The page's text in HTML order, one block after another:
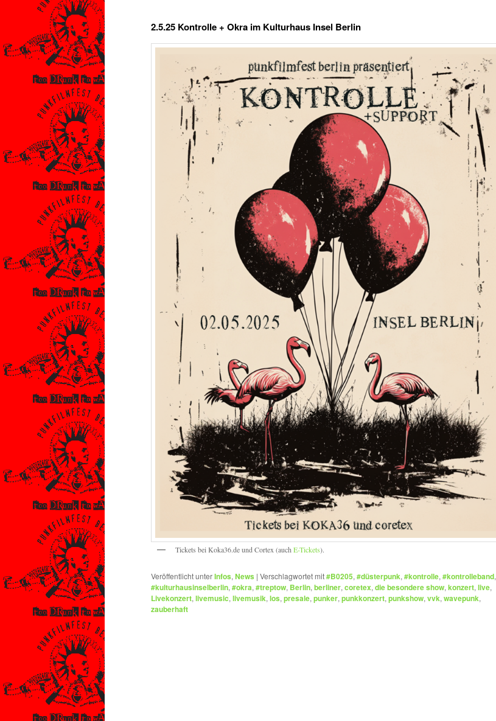
2.5.25 Kontrolle + Okra im Kulturhaus Insel Berlin
Tickets bei Koka36.de und Cortex (auch E-Tickets).
Veröffentlicht unterInfos, News | Verschlagwortet mit#B0205, #düsterpunk, #kontrolle, #kontrolleband,
#kulturhausinselberlin, #okra, #treptow, Berlin, berliner, coretex, die besondere show, konzert, live,
Livekonzert, livemusic, livemusik, los, presale, punker, punkkonzert, punkshow, vvk, wavepunk,
zauberhaft